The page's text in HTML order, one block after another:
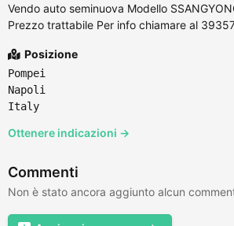
Vendo auto seminuova Modello
Prezzo trattabile Per info chiamare al
Posizione
Pompei
Napoli
Italy
Ottenere indicazioni →
Commenti
Non è stato ancora aggiunto alcun